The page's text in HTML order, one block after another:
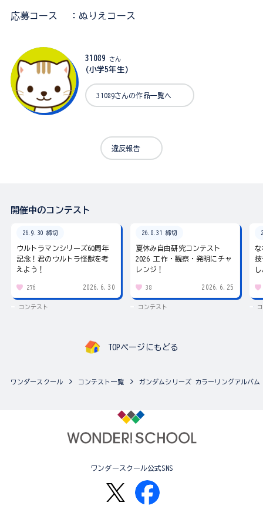
応募コース ：ぬりえコース
31089 さん
(小学5年生)
31089さんの作品一覧へ
違反報告
開催中のコンテスト
26.9.30 締切
ウルトラマンシリーズ60周年
記念！君のウルトラ怪獣を考
えよう！
276 2026.6.30
コンテスト
26.8.31 締切
夏休み自由研究コンテスト
2026 工作・観察・発明にチャ
レンジ！
38 2026.6.25
コンテスト
な
技
TOPページにもどる
ワンダースクール コンテスト一覧 ガンダムシリーズ カラーリングアルバム
ワンダースクール公式SNS